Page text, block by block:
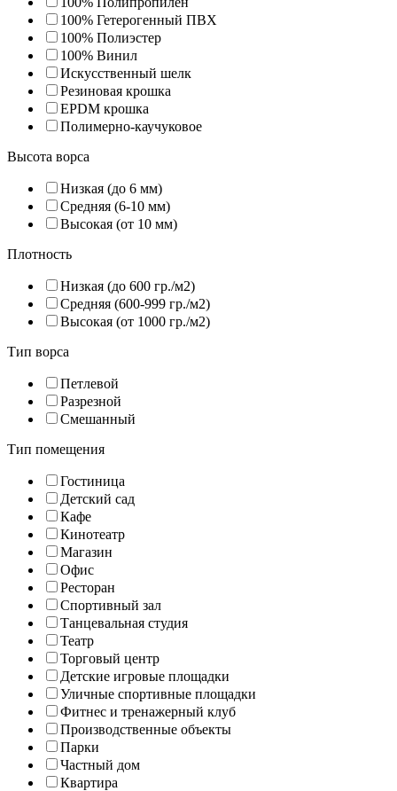
100% Гетерогенный ПВХ
100% Полиэстер
100% Винил
Искусственный шелк
Резиновая крошка
EPDM крошка
Полимерно-каучуковое
Высота ворса
Низкая (до 6 мм)
Средняя (6-10 мм)
Высокая (от 10 мм)
Плотность
Низкая (до 600 гр./м2)
Средняя (600-999 гр./м2)
Высокая (от 1000 гр./м2)
Тип ворса
Петлевой
Разрезной
Смешанный
Тип помещения
Гостиница
Детский сад
Кафе
Кинотеатр
Магазин
Офис
Ресторан
Спортивный зал
Танцевальная студия
Театр
Торговый центр
Детские игровые площадки
Уличные спортивные площадки
Фитнес и тренажерный клуб
Производственные объекты
Парки
Частный дом
Квартира